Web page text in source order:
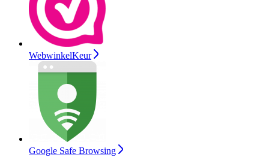
WebwinkelKeur
Google Safe Browsing